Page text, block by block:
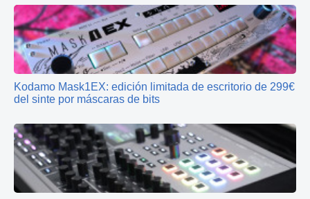
Kodamo Mask1EX: edición limitada de escritorio de 299€
del sinte por máscaras de bits